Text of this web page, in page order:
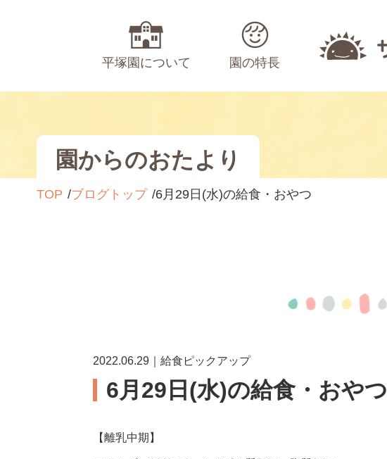
平塚園について 園の特長
園からのおたより
TOP ブログトップ 6月29日(水)の給食・おやつ
2022.06.29｜給食ピックアップ
6月29日(水)の給食・おやつ
【離乳中期】